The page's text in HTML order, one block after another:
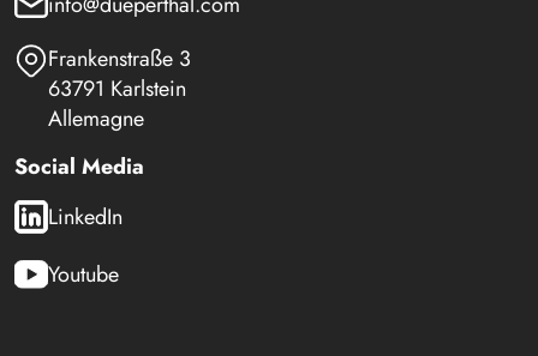
Frankenstraße 3
63791 Karlstein
Allemagne
Social Media
LinkedIn
Youtube